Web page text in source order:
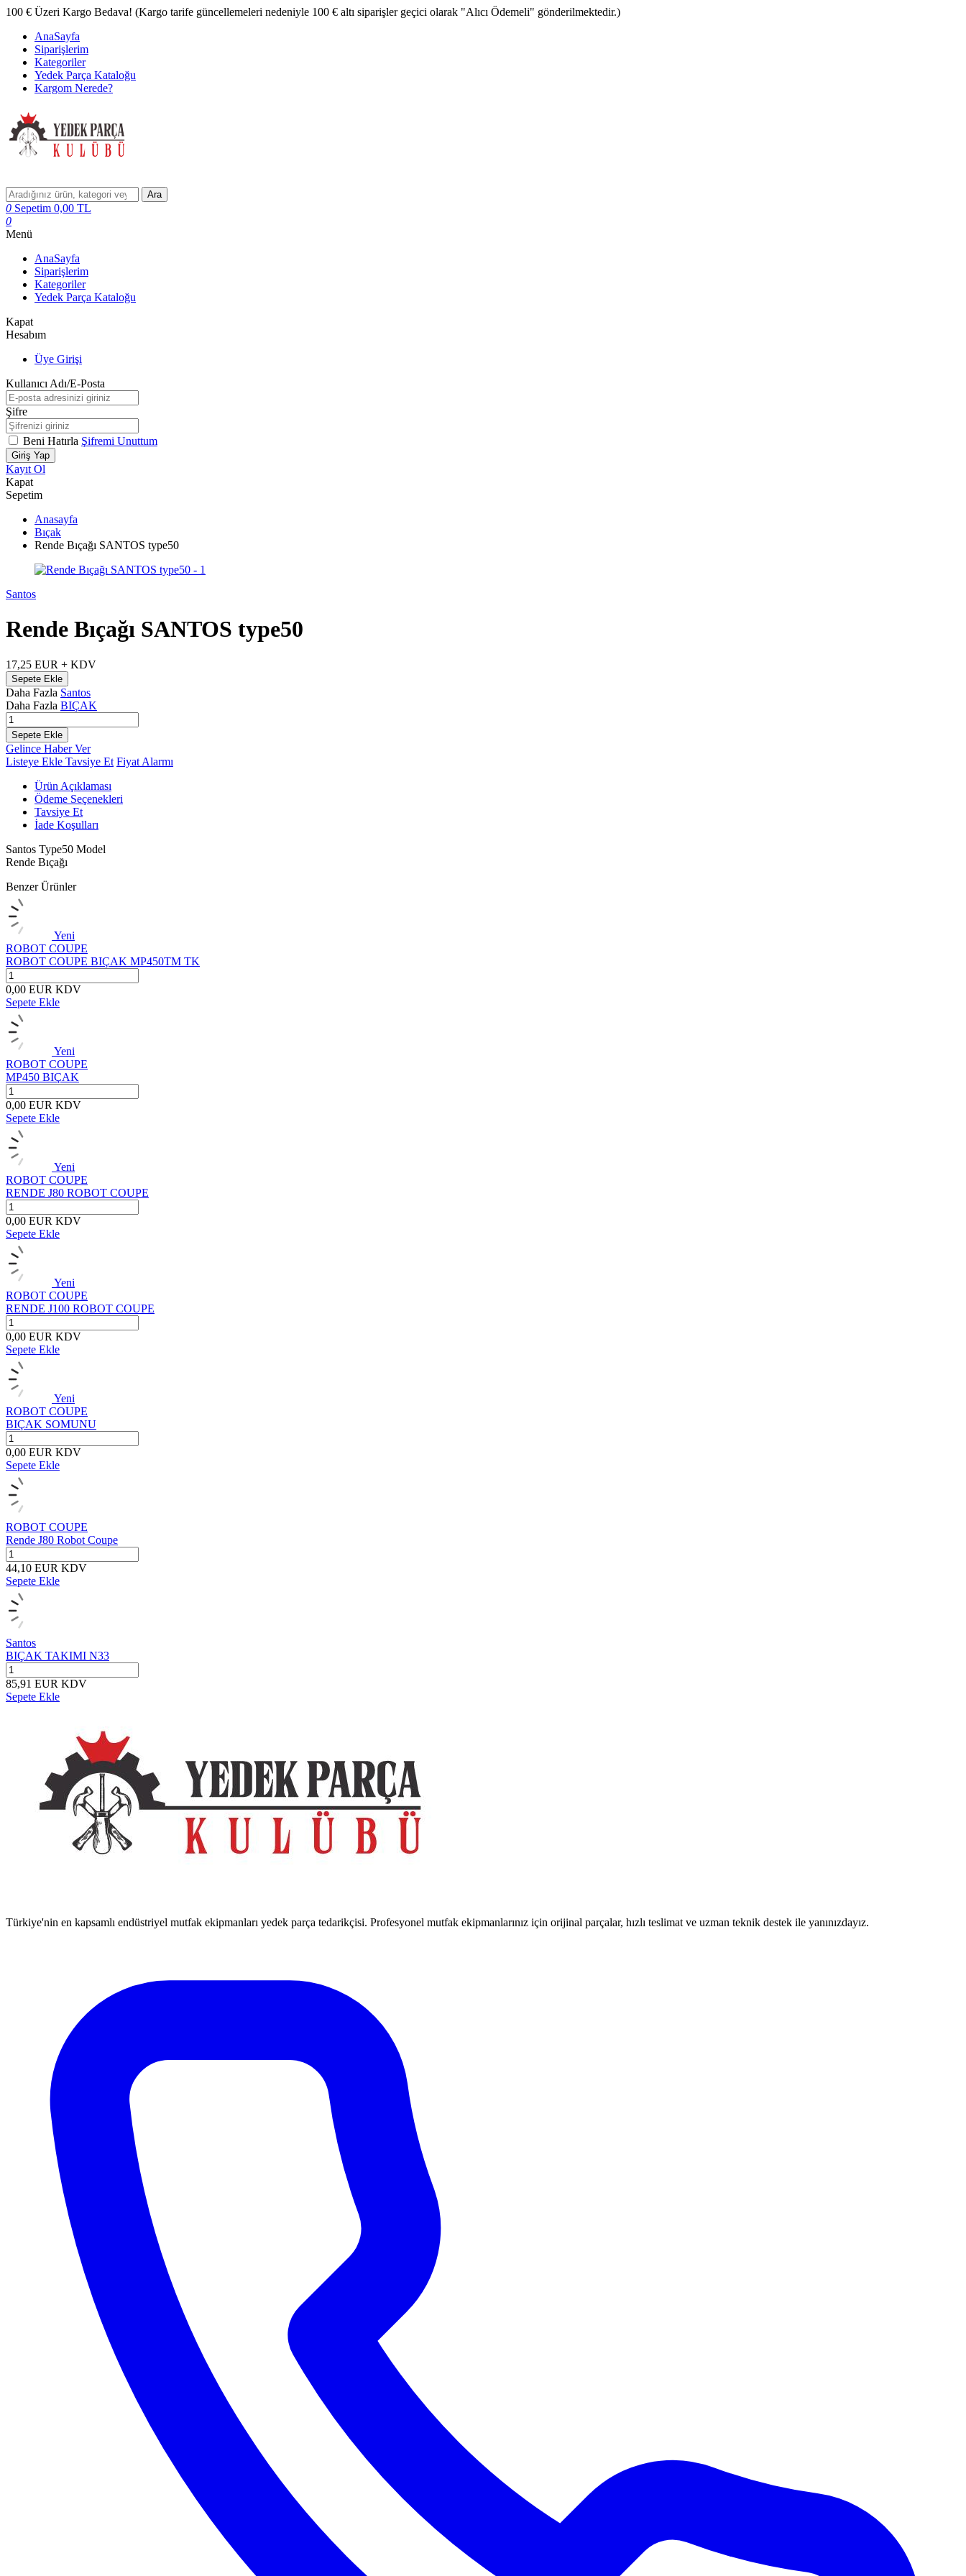
100 € Üzeri Kargo Bedava! (Kargo tarife güncellemeleri nedeniyle 100 € altı siparişler geçici olarak "Alıcı Ödemeli" gönderilmektedir.)
AnaSayfa
Siparişlerim
Kategoriler
Yedek Parça Kataloğu
Kargom Nerede?
Ara
0 Sepetim 0,00 TL
0
Menü
AnaSayfa
Siparişlerim
Kategoriler
Yedek Parça Kataloğu
Kapat
Hesabım
Üye Girişi
Kullanıcı Adı/E-Posta
Şifre
Beni Hatırla Şifremi Unuttum
Giriş Yap
Kayıt Ol
Kapat
Sepetim
Anasayfa
Bıçak
Rende Bıçağı SANTOS type50
Santos
Rende Bıçağı SANTOS type50
17,25 EUR + KDV
Sepete Ekle
Daha Fazla Santos
Daha Fazla BIÇAK
Sepete Ekle
Gelince Haber Ver
Listeye Ekle Tavsiye Et Fiyat Alarmı
Ürün Açıklaması
Ödeme Seçenekleri
Tavsiye Et
İade Koşulları
Santos Type50 Model
Rende Bıçağı
Benzer Ürünler
Yeni
ROBOT COUPE
ROBOT COUPE BIÇAK MP450TM TK
0,00 EUR KDV
Sepete Ekle
Yeni
ROBOT COUPE
MP450 BIÇAK
0,00 EUR KDV
Sepete Ekle
Yeni
ROBOT COUPE
RENDE J80 ROBOT COUPE
0,00 EUR KDV
Sepete Ekle
Yeni
ROBOT COUPE
RENDE J100 ROBOT COUPE
0,00 EUR KDV
Sepete Ekle
Yeni
ROBOT COUPE
BIÇAK SOMUNU
0,00 EUR KDV
Sepete Ekle
ROBOT COUPE
Rende J80 Robot Coupe
44,10 EUR KDV
Sepete Ekle
Santos
BIÇAK TAKIMI N33
85,91 EUR KDV
Sepete Ekle
Türkiye'nin en kapsamlı endüstriyel mutfak ekipmanları yedek parça tedarikçisi. Profesyonel mutfak ekipmanlarınız için orijinal parçalar, hızlı teslimat ve uzman teknik destek ile yanınızdayız.